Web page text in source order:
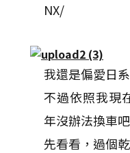
NX/
我還是偏愛日
不過依照我現
年沒辦法換車吧
先看看，過個